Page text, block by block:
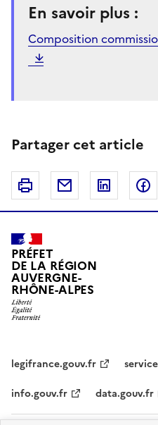
En savoir plus :
Composition
Partager cet article
Imprimer Courriel Linkedin
PRÉFET
DE LA RÉGION
AUVERGNE-
RHÔNE-ALPES
legifrance.gouv.fr
info.gouv.fr
data.gouv.fr